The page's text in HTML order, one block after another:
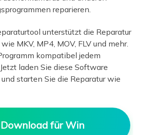
reparieren.
unterstützt die Reparatur
MKV, MP4, MOV, FLV und mehr.
kompatibel jedem
laden Sie diese Software
starten Sie die Reparatur wie
Download für Win